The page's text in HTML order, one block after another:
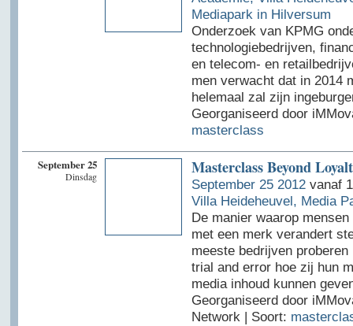
Mediapark in Hilversum
Onderzoek van KPMG
technologiebedrijven,
en telecom- en
men verwacht dat in 2014
helemaal zal zijn
Georganiseerd door
masterclass
September 25
Dinsdag Masterclass Beyond
September 25 2012vanaf
Villa Heideheuvel, Media
De manier waarop
met een merk verandert
meeste bedrijven
trial and error hoe zij hun
media inhoud kunnen
Georganiseerd door
Network | Soort: